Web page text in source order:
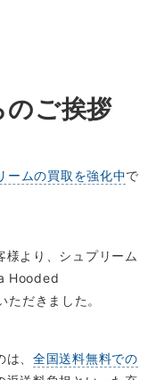
のご挨拶
ームの買取を強化中で
様より、シュプリーム
Hooded
だきました。
、 全国送料無料での